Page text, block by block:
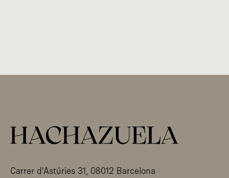
Carrer d'Astúries 31, 08012 Barcelona